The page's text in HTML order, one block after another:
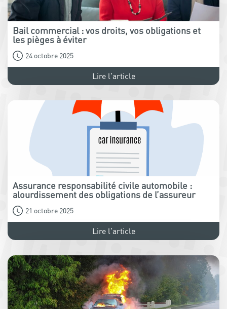
Bail commercial : vos droits, vos obligations et
les pièges à éviter
24 octobre 2025
Lire l'article
Assurance responsabilité civile automobile :
alourdissement des obligations de l’assureur
21 octobre 2025
Lire l'article